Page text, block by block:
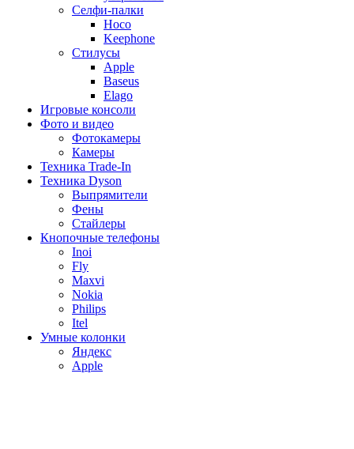
Селфи-палки
Hoco
Keephone
Стилусы
Apple
Baseus
Elago
Игровые консоли
Фото и видео
Фотокамеры
Камеры
Техника Trade-In
Техника Dyson
Выпрямители
Фены
Стайлеры
Кнопочные телефоны
Inoi
Fly
Maxvi
Nokia
Philips
Itel
Умные колонки
Яндекс
Apple